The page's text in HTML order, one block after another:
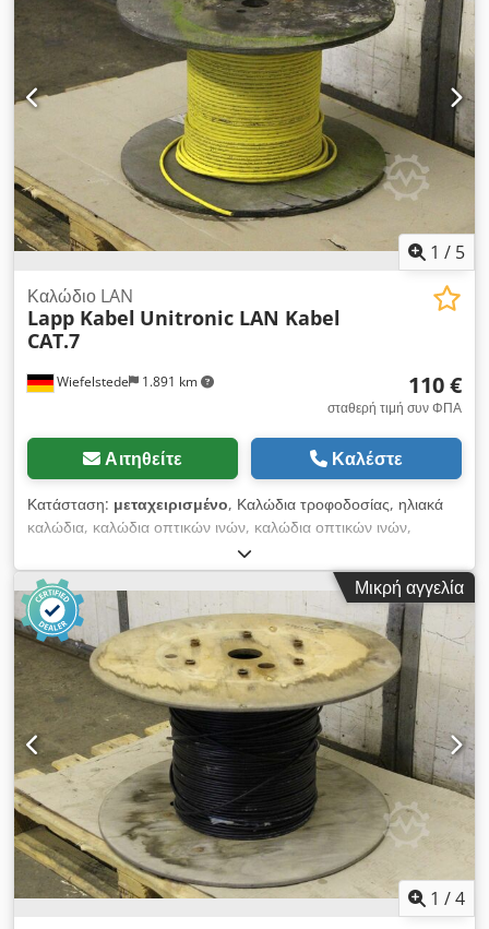
1 / 5
Wiefelstede 1.891 km
Καλώδιο LAN
Lapp Kabel Unitronic LAN Kabel
CAT.7
110 €
σταθερή τιμή συν ΦΠΑ
Αιτηθείτε Καλέστε
Κατάσταση: μεταχειρισμένο, Καλώδια τροφοδοσίας, ηλιακά
καλώδια, καλώδια οπτικών ινών, καλώδια οπτικών ινών,
καλώδια δεδομένων, καλώδια LAN - Κατασκευαστής: Lapp
Kabel, Unitronic LAN Kabel CAT.7 4 x 2 x 23AWG-Τύπος:
STP / SH PiMF 600 Art. 2170614 - Μήκος: 244 m - Τιμή:
πλήρης - Διαστάσεις ρολού: 50 550 x 350 mm - Βάρος: 22 kg
Dodpfxef Tivlj Aptjkr
Μικρή αγγελία
1 /4